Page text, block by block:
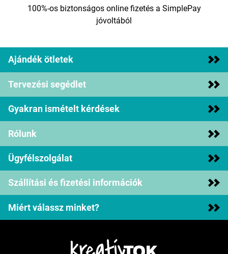
100%-os biztonságos online fizetés a SimplePay
jóvoltából
Ajándék ötletek
Tervezési segédlet
Gyakran ismételt kérdések
Rólunk
Ügyfélszolgálat
Szállítási és fizetési információk
Miért válassz minket?